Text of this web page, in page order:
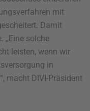
mit
Damit
„Eine solche
leisten, wenn wir
in
macht DIVI-Präsident